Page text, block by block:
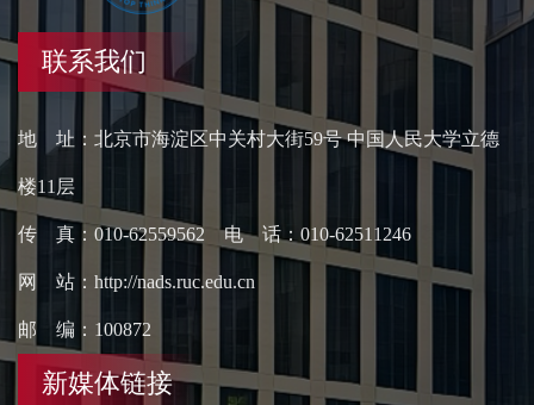
联系我们
地 址：北京市海淀区中关村大街59号 中国人民大学立德
楼11层
传 真：010-62559562 电 话：010-62511246
网 站：http://nads.ruc.edu.cn
邮 编：100872
新媒体链接